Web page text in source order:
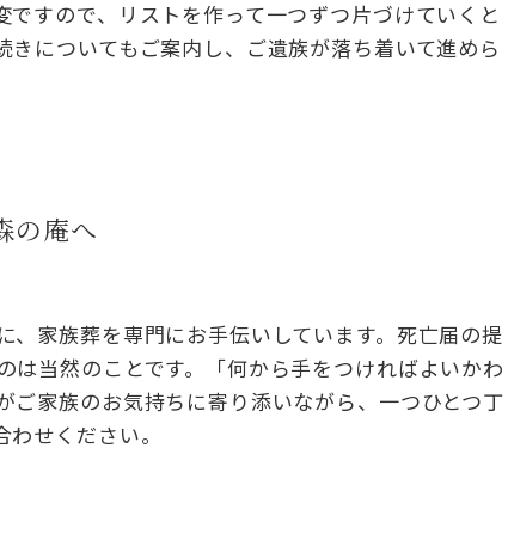
すので、リストを作って一つずつ片づけていくと
についてもご案内し、ご遺族が落ち着いて進めら
の庵へ
家族葬を専門にお手伝いしています。死亡届の提
当然のことです。「何から手をつければよいかわ
家族のお気持ちに寄り添いながら、一つひとつ丁
せください。